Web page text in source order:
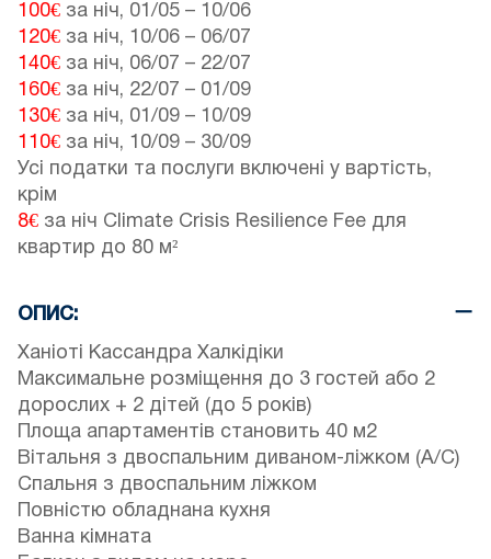
100€ за ніч, 01/05 – 10/06
120€ за ніч, 10/06 – 06/07
140€ за ніч, 06/07 – 22/07
160€ за ніч, 22/07 – 01/09
130€ за ніч, 01/09 – 10/09
110€ за ніч, 10/09 – 30/09
Усі податки та послуги включені у вартість,
крім
8€ за ніч Climate Crisis Resilience Fee для
квартир до 80 м²
ОПИС:
Ханіоті Кассандра Халкідіки
Максимальне розміщення до 3 гостей або 2
дорослих + 2 дітей (до 5 років)
Площа апартаментів становить 40 м2
Вітальня з двоспальним диваном-ліжком (A/C)
Спальня з двоспальним ліжком
Повністю обладнана кухня
Ванна кімната